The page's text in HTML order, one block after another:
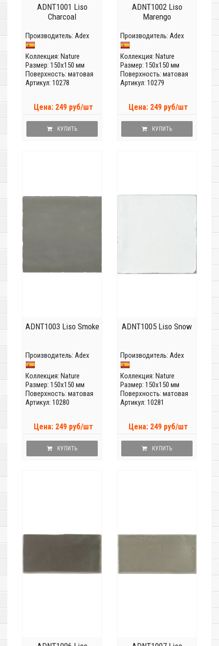
ADNT1001 Liso
Charcoal
Производитель: Adex
Коллекция: Nature
Размер: 150x150 мм
Поверхность: матовая
Артикул: 10278
Цена: 249 руб/шт
КУПИТЬ
ADNT1002 Liso
Marengo
Производитель: Adex
Коллекция: Nature
Размер: 150x150 мм
Поверхность: матовая
Артикул: 10279
Цена: 249 руб/шт
КУПИТЬ
ADNT1003 Liso Smoke
Производитель: Adex
Коллекция: Nature
Размер: 150x150 мм
Поверхность: матовая
Артикул: 10280
Цена: 249 руб/шт
КУПИТЬ
ADNT1005 Liso Snow
Производитель: Adex
Коллекция: Nature
Размер: 150x150 мм
Поверхность: матовая
Артикул: 10281
Цена: 249 руб/шт
КУПИТЬ